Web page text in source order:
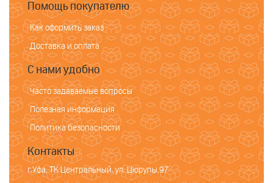
Помощь покупателю
Как оформить заказ
Доставка и оплата
С нами удобно
Часто задаваемые вопросы
Полезная информация
Политика безопасности
Контакты
г.Уфа, ТК Центральный, ул. Цюрупы,97